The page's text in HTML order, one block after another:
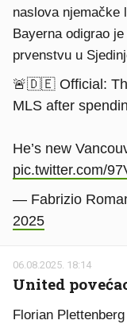
naslova njemačke
Bayerna odigrao
prvenstvu u
🚨🇩🇪 Official:
MLS after
He’s new
pic.twitter.com/
— Fabrizio
2025
06.08.2025. 18:14
United
Florian